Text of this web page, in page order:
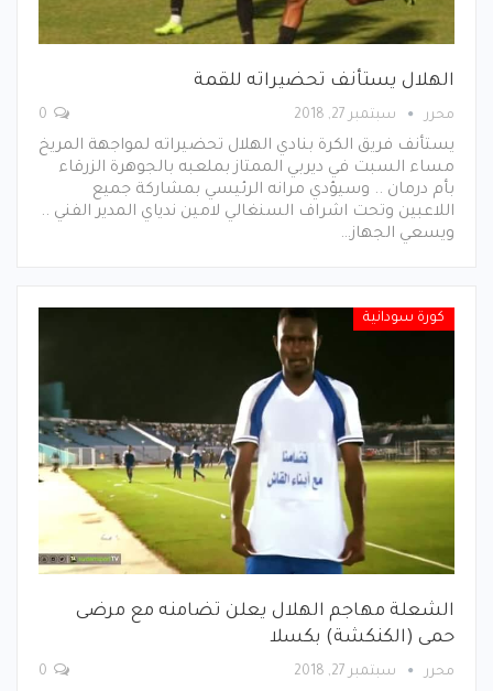
الهلال يستأنف تحضيراته للقمة
محرر سبتمبر 27, 2018
يستأنف فريق الكرة بنادي الهلال تحضيراته لمواجهة المريخ
مساء السبت في ديربي الممتاز بملعبه بالجوهرة الزرقاء
بأم درمان .. وسيؤدي مرانه الرئيسي بمشاركة جميع
اللاعبين وتحت اشراف السنغالي لامين ندياي المدير الفني ..
ويسعي الجهاز…
كورة سودانية
الشعلة مهاجم الهلال يعلن تضامنه مع مرضى
حمى (الكنكشة) بكسلا
محرر سبتمبر 27, 2018